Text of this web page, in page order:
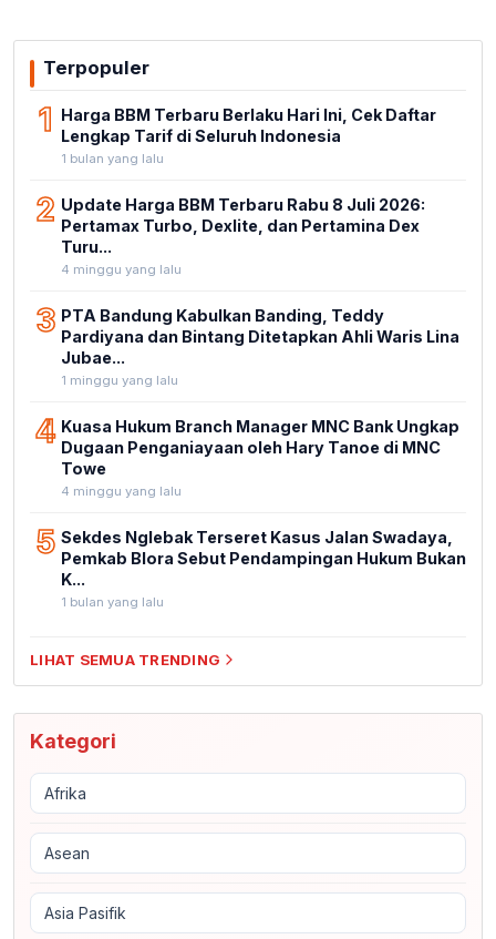
Terpopuler
1 Harga BBM Terbaru Berlaku Hari Ini, Cek Daftar
Lengkap Tarif di Seluruh Indonesia
1 bulan yang lalu
2 Update Harga BBM Terbaru Rabu 8 Juli 2026:
Pertamax Turbo, Dexlite, dan Pertamina Dex
Turu...
4 minggu yang lalu
3 PTA Bandung Kabulkan Banding, Teddy
Pardiyana dan Bintang Ditetapkan Ahli Waris Lina
Jubae...
1 minggu yang lalu
4 Kuasa Hukum Branch Manager MNC Bank Ungkap
Dugaan Penganiayaan oleh Hary Tanoe di MNC
Towe
4 minggu yang lalu
5 Sekdes Nglebak Terseret Kasus Jalan Swadaya,
Pemkab Blora Sebut Pendampingan Hukum Bukan
K...
1 bulan yang lalu
LIHAT SEMUA TRENDING
Kategori
Afrika
Asean
Asia Pasifik